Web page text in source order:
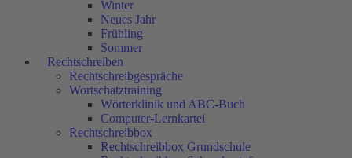
Winter
Neues Jahr
Frühling
Sommer
Rechtschreiben
Rechtschreibgespräche
Wortschatztraining
Wörterklinik und ABC-Buch
Computer-Lernkartei
Rechtschreibbox
Rechtschreibbox Grundschule